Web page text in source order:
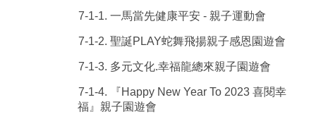
7-1-1. 一馬當先健康平安 - 親子運動會
7-1-2. 聖誕PLAY蛇舞飛揚親子感恩園遊會
7-1-3. 多元文化.幸福龍總來親子園遊會
7-1-4. 『Happy New Year To 2023 喜閱幸
福』親子園遊會